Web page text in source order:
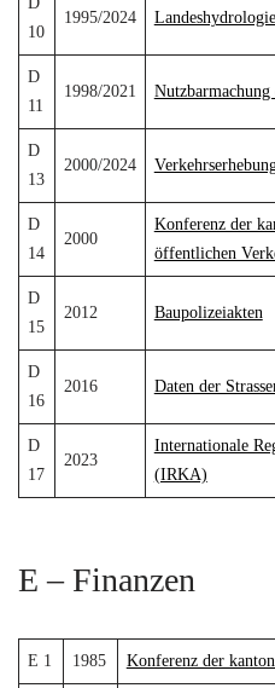
10
1995/2024
D
11
1998/2021 Nutzbarmachung
D
13
2000/2024
D
14
2000
Konferenz der
öffentlichen
D
15
2012 Baupolizeiakten
D
16
2016 Daten der
D
17
2023
Internationale
(IRKA)
E – Finanzen
E 1 1985 Konferenz der